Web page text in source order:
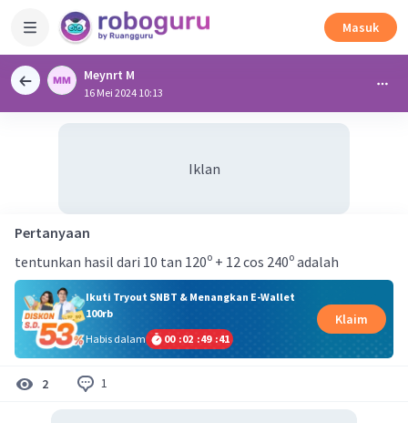
Masuk
Meynrt M
16 Mei 2024 10:13
Iklan
Pertanyaan
tentunkan hasil dari 10 tan 120⁰ + 12 cos 240⁰ adalah
Ikuti Tryout SNBT & Menangkan E-Wallet
100rb
Habis dalam
00 :02 :49 :40
Klaim
2 1